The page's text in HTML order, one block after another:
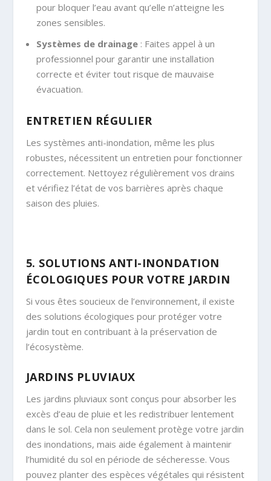
pour bloquer l’eau avant qu’elle n’atteigne les
zones sensibles.
Systèmes de drainage: Faites appel à un
professionnel pour garantir une installation
correcte et éviter tout risque de mauvaise
évacuation.
ENTRETIEN RÉGULIER
Les systèmes anti-inondation, même les plus
robustes, nécessitent un entretien pour fonctionner
correctement. Nettoyez régulièrement vos drains
et vérifiez l’état de vos barrières après chaque
saison des pluies.
5. SOLUTIONS ANTI-INONDATION
ÉCOLOGIQUES POUR VOTRE JARDIN
Si vous êtes soucieux de l’environnement, il existe
des solutions écologiques pour protéger votre
jardin tout en contribuant à la préservation de
l’écosystème.
JARDINS PLUVIAUX
Les jardins pluviaux sont conçus pour absorber les
excès d’eau de pluie et les redistribuer lentement
dans le sol. Cela non seulement protège votre jardin
des inondations, mais aide également à maintenir
l’humidité du sol en période de sécheresse. Vous
pouvez planter des espèces végétales qui résistent